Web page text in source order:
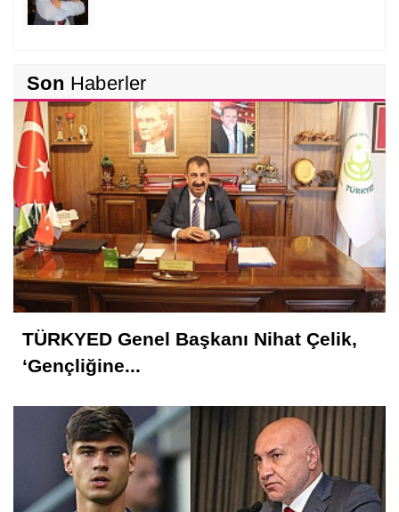
Alt Yapıda Ahbap Çavuş İlişkisi…
Nedim Saral
Başkanın Ayak Sesleri!...
İsmet AKTAŞ
Vekil Mi? Asıl Mı?
Hakkı EMİROĞLU
Nedim AYDIN
Samsunspor Hollanda Kampına Nasıl
Başladı?
Son Haberler
TÜRKYED Genel Başkanı Nihat Çelik,
‘Gençliğine...